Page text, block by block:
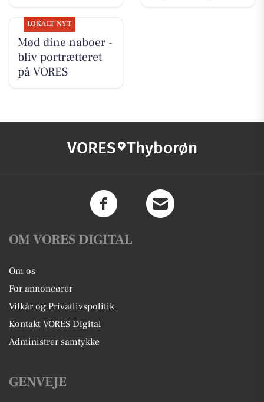
LOKALT NYT
Mød dine naboer -
bliv portrætteret
på VORES
VORES Thyborøn
OM VORES DIGITAL
Om os
For annoncører
Vilkår og Privatlivspolitik
Kontakt VORES Digital
Administrer samtykke
GENVEJE